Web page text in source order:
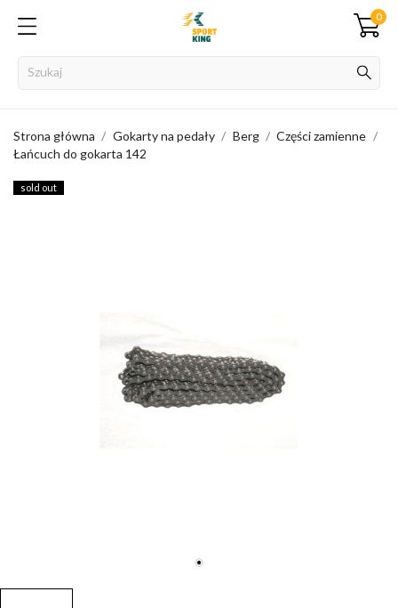
0
Strona główna Gokarty na pedały Berg
Części zamienne
Łańcuch do gokarta 142
sold out